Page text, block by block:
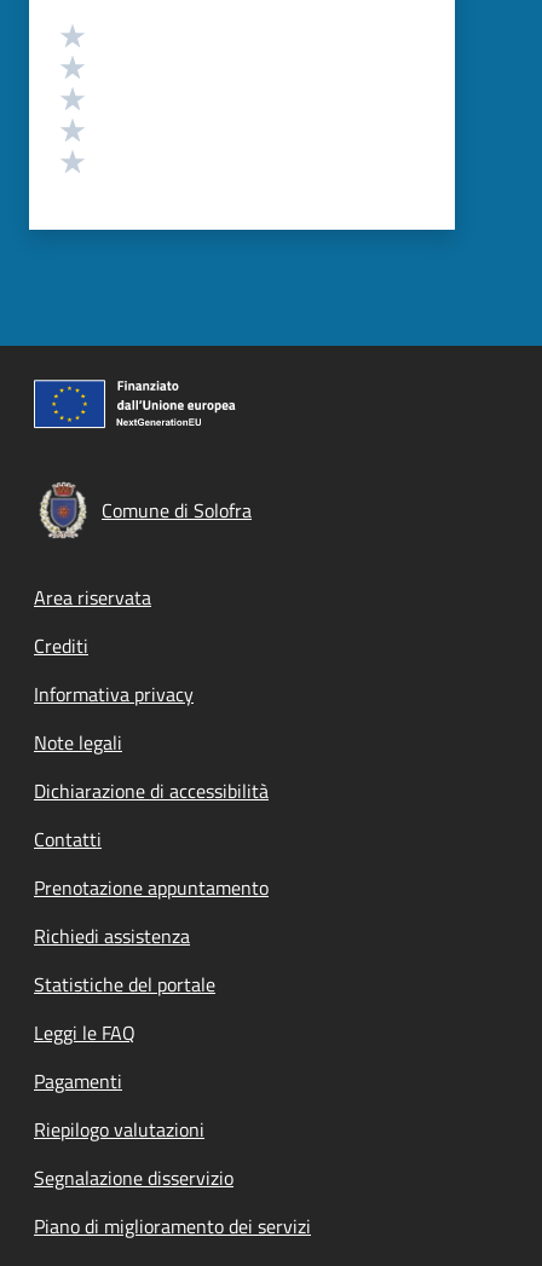
Valutazione
Comune di Solofra
Footer menu
Area riservata
Crediti
Informativa privacy
Note legali
Dichiarazione di accessibilità
Contatti
Prenotazione appuntamento
Richiedi assistenza
Statistiche del portale
Leggi le FAQ
Pagamenti
Riepilogo valutazioni
Segnalazione disservizio
Piano di miglioramento dei servizi